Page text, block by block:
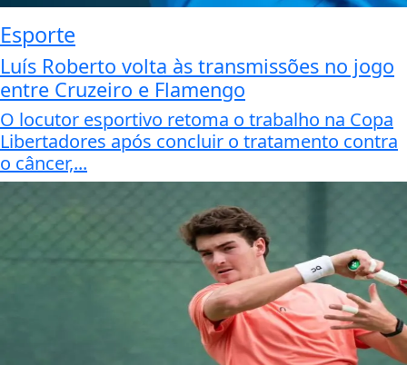
Esporte
Luís Roberto volta às transmissões no jogo
entre Cruzeiro e Flamengo
O locutor esportivo retoma o trabalho na Copa
Libertadores após concluir o tratamento contra
o câncer,...